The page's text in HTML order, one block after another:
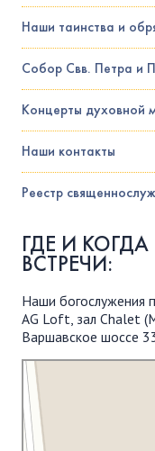
Наши таинства и
Собор Свв. Петра и
Концерты духовной
Наши контакты
Реестр
ГДЕ И
ВСТРЕЧИ:
Наши богослужения
AG Loft, зал Chalet
Варшавское шоссе
Московская Библейская
Протестантская церковь